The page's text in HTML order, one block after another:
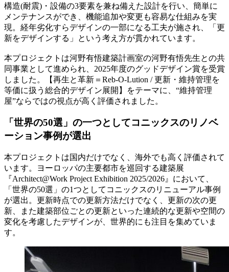
構造(耐震)・設備の3要素を兼ね備えた設計を行い、簡単に
メンテナンスができ、機能追加や変更も容易な仕組みを実
現。経年劣化すらデザインの一部になる工夫が施され、「更
新をデザインする」という考え方が貫かれています。
本プロジェクトは河野有悟建築計画室の河野有悟先生との共
同事業として進められ、2025年度のグッドデザイン賞を受賞
しました。【再生と革新＝Reb-O-Lution / 更新・維持管理を
等価に扱う総合的デザイン展開】をテーマに、“維持管理
屋”ならではの視点が高く評価されました。
「世界の50選」の一つとしてコニックスのリノベ
ーション事例が選出
本プロジェクトは国内だけでなく、海外でも高く評価されて
います。ヨーロッパの主要都市を巡回する建築展
『Architect@Work Project Exhibition 2025/2026』において、
「世界の50選」の1つとしてコニックスのリニューアル事例
が選出。更新時点での更新方法だけでなく、更新の次の更
新、また建築部位ごとの更新といった連続的な更新や空間の
変化を考慮したデザインが、世界的にも注目を集めていま
す。